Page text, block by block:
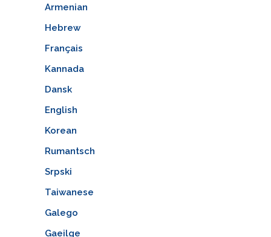
Armenian
Hebrew
Français
Kannada
Dansk
English
Korean
Rumantsch
Srpski
Taiwanese
Galego
Gaeilge